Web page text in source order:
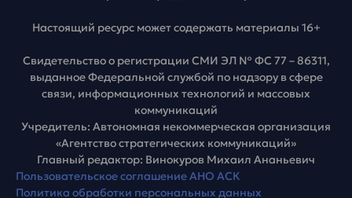
Настоящий ресурс может содержать материалы 16+
Свидетельство о регистрации СМИ ЭЛ № ФС 77 – 86311,
выданное Федеральной службой по надзору в сфере
связи, информационных технологий и массовых
коммуникаций
Учредитель: Автономная некоммерческая организация
«Агентство стратегических коммуникаций»
Главный редактор: Винокуров Михаил Ананьевич
Пользовательское соглашение АНО АСК
Политика обработки персональных данных